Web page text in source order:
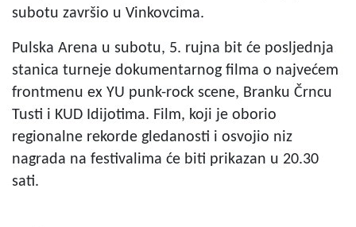
subotu završio u Vinkovcima.
Pulska Arena u subotu, 5. rujna bit će posljednja
stanica turneje dokumentarnog filma o najvećem
frontmenu ex YU punk-rock scene, Branku Črncu
Tusti i KUD Idijotima. Film, koji je oborio
regionalne rekorde gledanosti i osvojio niz
nagrada na festivalima će biti prikazan u 20.30
sati.